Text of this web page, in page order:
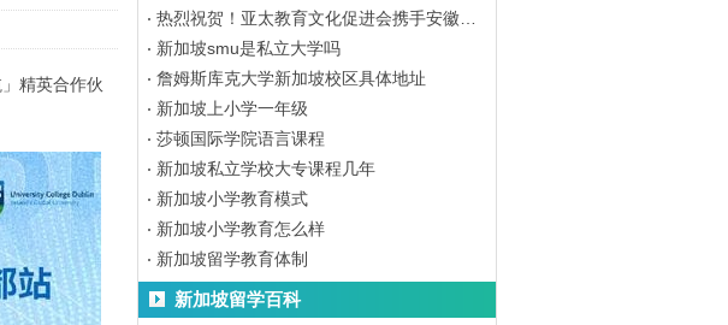
精英合作伙
热烈祝贺！亚太教育文化促进会携手安徽…
新加坡smu是私立大学吗
詹姆斯库克大学新加坡校区具体地址
新加坡上小学一年级
莎顿国际学院语言课程
新加坡私立学校大专课程几年
新加坡小学教育模式
新加坡小学教育怎么样
新加坡留学教育体制
新加坡留学百科